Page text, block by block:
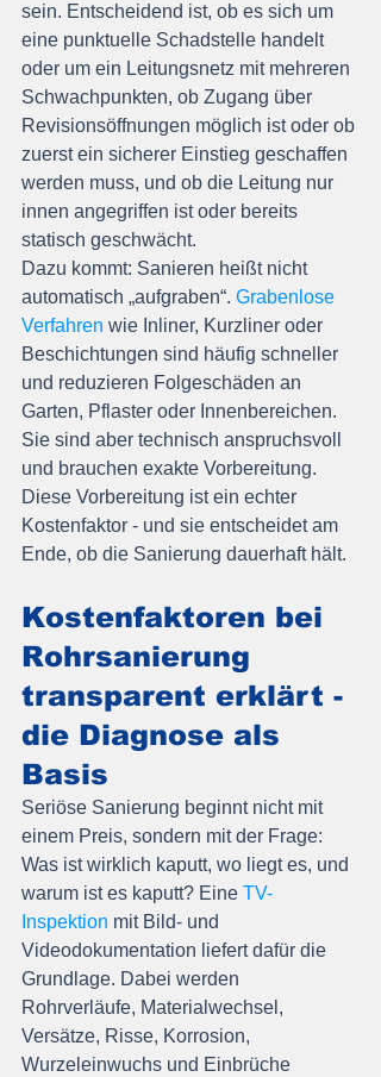
sein. Entscheidend ist, ob es sich um
eine punktuelle Schadstelle handelt
oder um ein Leitungsnetz mit mehreren
Schwachpunkten, ob Zugang über
Revisionsöffnungen möglich ist oder ob
zuerst ein sicherer Einstieg geschaffen
werden muss, und ob die Leitung nur
innen angegriffen ist oder bereits
statisch geschwächt.
Dazu kommt: Sanieren heißt nicht
automatisch „aufgraben“. Grabenlose
Verfahren wie Inliner, Kurzliner oder
Beschichtungen sind häufig schneller
und reduzieren Folgeschäden an
Garten, Pflaster oder Innenbereichen.
Sie sind aber technisch anspruchsvoll
und brauchen exakte Vorbereitung.
Diese Vorbereitung ist ein echter
Kostenfaktor - und sie entscheidet am
Ende, ob die Sanierung dauerhaft hält.
Kostenfaktoren bei
Rohrsanierung
transparent erklärt -
die Diagnose als
Basis
Seriöse Sanierung beginnt nicht mit
einem Preis, sondern mit der Frage:
Was ist wirklich kaputt, wo liegt es, und
warum ist es kaputt? Eine TV-
Inspektion mit Bild- und
Videodokumentation liefert dafür die
Grundlage. Dabei werden
Rohrverläufe, Materialwechsel,
Versätze, Risse, Korrosion,
Wurzeleinwuchs und Einbrüche